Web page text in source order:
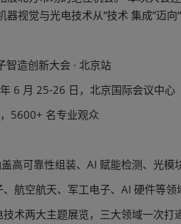
视觉与光电技术从“技术 集成”迈
智造创新大会 · 北京站
6 月 25-26 日，北京国际会议中心
5600+ 名专业观众
高可靠性组装、AI 赋能检测、光模
航空航天、军工电子、AI 硬件等
术两大主题展览，三大领域一次打